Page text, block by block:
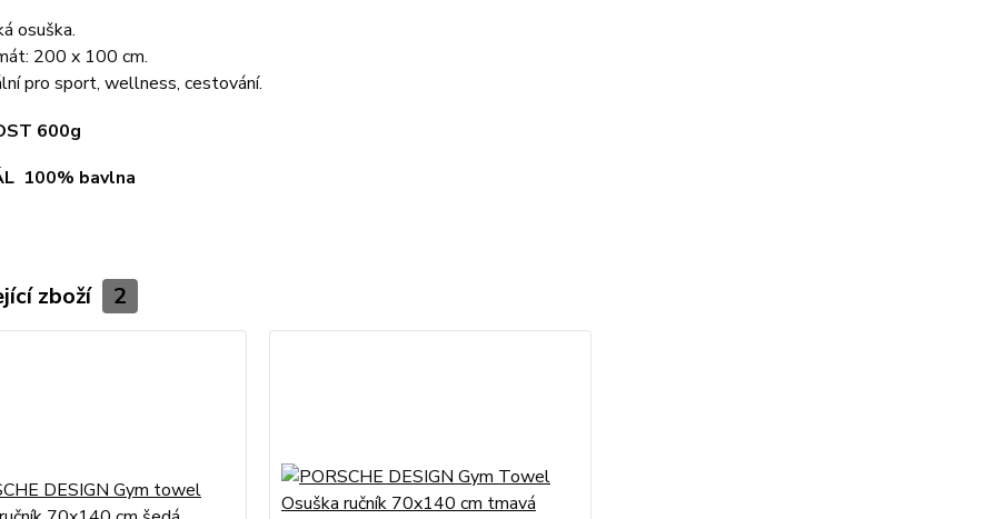
osuška.
200 x 100 cm.
pro sport, wellness, cestování.
600g
100% bavlna
zboží 2